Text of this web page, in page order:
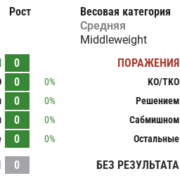
Рост
Весовая категория
Средняя
Middleweight
0
0
0%
0
0%
0
0%
0 0%
ПОРАЖЕНИЯ
KO/TKO
Решением
Сабмишном
Остальные
0 БЕЗ РЕЗУЛЬТАТА